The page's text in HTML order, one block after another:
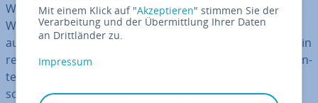
Welcher ist der beste Browser? Seit den Anfängen des
World Wide Web be­schäf­tigt diese Frage In­ter­net­nut­zer
auf der ganzen Welt. In den 1990er Jahren ent­brann­te ein
re­gel­rech­ter Ver­drän­gungs­wett­be­werb zwischen den Un­
ter­neh­men Microsoft und Netscape um die Vor­herr­
schaft ihrer Website-Be­trach­tungs­pro­gram­me im
Mit einem Klick auf "Akzeptieren" stimmen Sie der
Verarbeitung und der Übermittlung Ihrer Daten
an Drittländer zu.
Impressum